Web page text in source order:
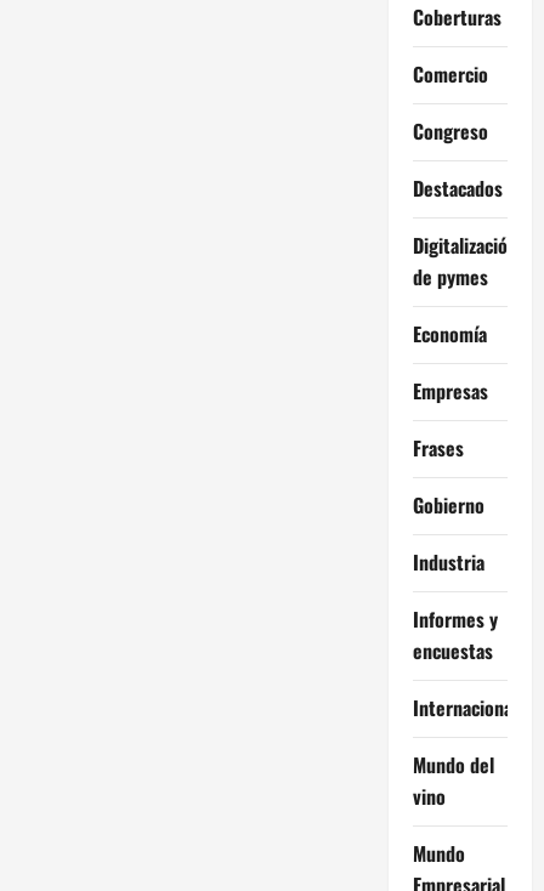
Coberturas
Comercio
Congreso
Destacados
Digitalización
de pymes
Economía
Empresas
Frases
Gobierno
Industria
Informes y
encuestas
Internacional
Mundo del
vino
Mundo
Empresarial